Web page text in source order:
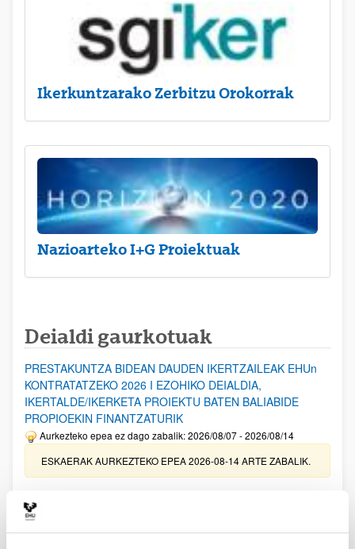
Ikerkuntzarako Zerbitzu Orokorrak
Nazioarteko I+G Proiektuak
Deialdi gaurkotuak
PRESTAKUNTZA BIDEAN DAUDEN IKERTZAILEAK EHUn
KONTRATATZEKO 2026 I EZOHIKO DEIALDIA,
IKERTALDE/IKERKETA PROIEKTU BATEN BALIABIDE
PROPIOEKIN FINANTZATURIK
Aurkezteko epea ez dago zabalik: 2026/08/07 - 2026/08/14
ESKAERAK AURKEZTEKO EPEA 2026-08-14 ARTE ZABALIK.
erosi eta berritzeko laguntzak 2026
Izapide irekia